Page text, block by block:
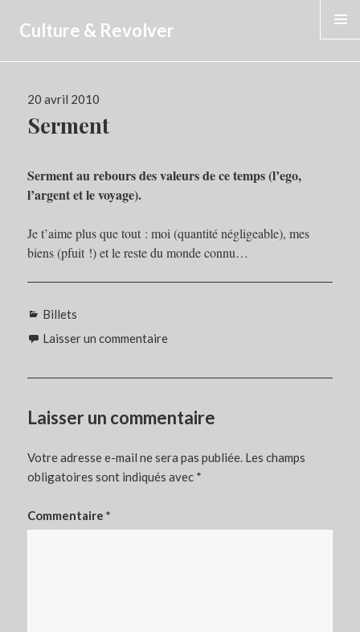
Culture & Revolver
Publié
le
20 avril 2010
Serment
Serment au rebours des valeurs de ce temps (l’ego,
l’argent et le voyage).
Je t’aime plus que tout : moi (quantité négligeable), mes
biens (pfuit !) et le reste du monde connu…
Catégories
Billets
Laisser un commentaire
Laisser un commentaire
Votre adresse e-mail ne sera pas publiée. Les champs
obligatoires sont indiqués avec *
Commentaire*